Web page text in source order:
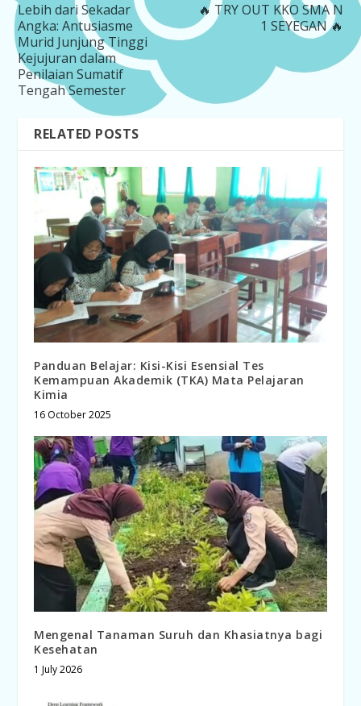
Lebih dari Sekadar
Angka: Antusiasme
Murid Junjung Tinggi
Kejujuran dalam
Penilaian Sumatif
Tengah Semester
🔥 TRY OUT KKO SMA N
1 SEYEGAN 🔥
RELATED POSTS
Panduan Belajar: Kisi-Kisi Esensial Tes
Kemampuan Akademik (TKA) Mata Pelajaran
Kimia
16 October 2025
Mengenal Tanaman Suruh dan Khasiatnya bagi
Kesehatan
1 July 2026